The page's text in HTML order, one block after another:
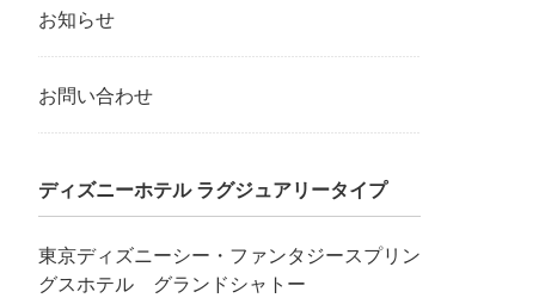
お知らせ
お問い合わせ
ディズニーホテル ラグジュアリータイプ
東京ディズニーシー・ファンタジースプリン
グスホテル グランドシャトー